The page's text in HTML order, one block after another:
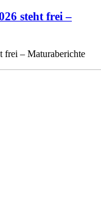
steht frei –
frei – Maturaberichte